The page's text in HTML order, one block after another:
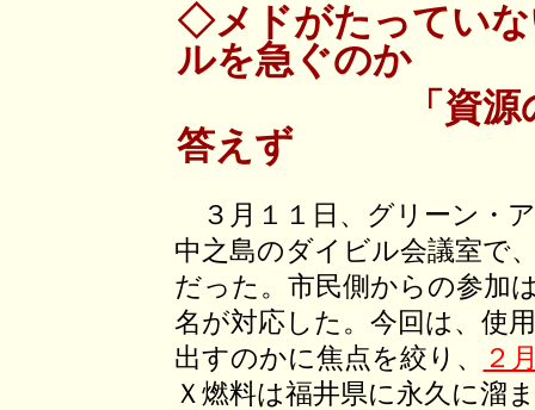
◇メドがたってい
ルを急ぐのか
「資源の有効
答えず
３月１１日、グリーン・
中之島のダイビル会議室で
だった。市民側からの参加
名が対応した。今回は、使
出すのかに焦点を絞り、
２
Ｘ燃料は福井県に永久に溜